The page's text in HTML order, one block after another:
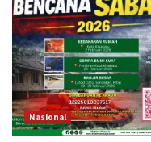
Nasional